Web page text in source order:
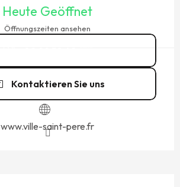
Heute Geöffnet
Öffnungszeiten ansehen
Kontaktieren Sie uns
www.ville-saint-pere.fr